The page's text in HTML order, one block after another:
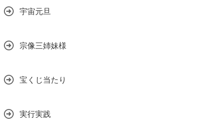
宇宙元旦
宗像三姉妹様
宝くじ当たり
実行実践